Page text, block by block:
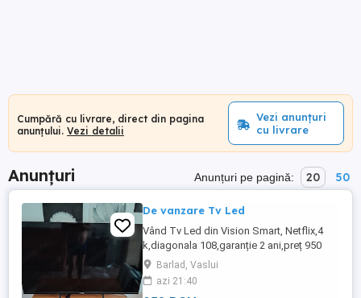
Cumpără cu livrare, direct din pagina
anunțului. Vezi detalii
Vezi anunțuri
cu livrare
Anunțuri Anunțuri pe pagină: 20 50
De vanzare Tv Led
Vând Tv Led din Vision Smart, Netflix,4
k,diagonala 108,garanție 2 ani,preț 950
lei.Tel ,folosit foarte puțin,ca nou,și tv Led
Vortex diagonala 81, preț 300 lei
Barlad, Vaslui
azi 21:40